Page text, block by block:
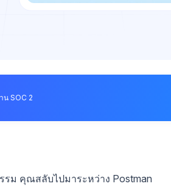
น SOC 2
รม คุณสลับไปมาระหว่าง Postman